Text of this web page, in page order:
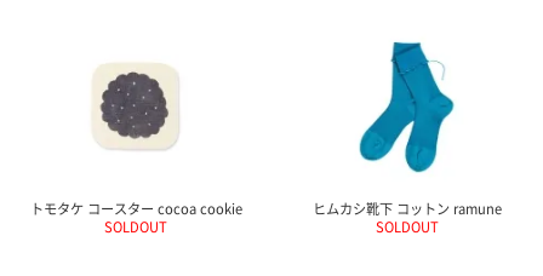
トモタケ コースター cocoa cookie
SOLDOUT
ヒムカシ靴下 コットン ramune
SOLDOUT